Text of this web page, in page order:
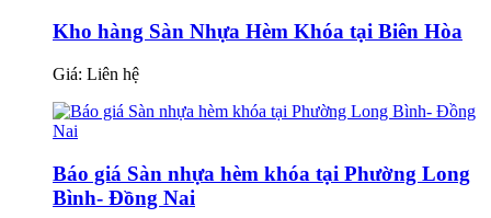
Kho hàng Sàn Nhựa Hèm Khóa tại Biên Hòa
Giá: Liên hệ
Báo giá Sàn nhựa hèm khóa tại Phường Long
Bình- Đồng Nai